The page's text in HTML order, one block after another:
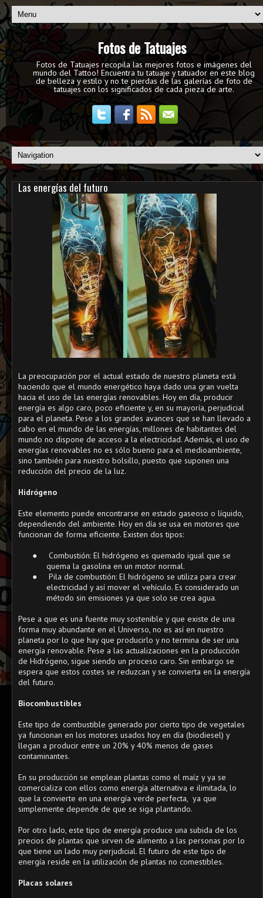
Fotos de Tatuajes
Fotos de Tatuajes recopila las mejores fotos e imágenes del
mundo del Tattoo! Encuentra tu tatuaje y tatuador en este blog
de belleza y estilo y no te pierdas de las galerías de foto de
tatuajes con los significados de cada pieza de arte.
Las energías del futuro
La preocupación por el actual estado de nuestro planeta está
haciendo que el mundo energético haya dado una gran vuelta
hacia el uso de las energías renovables. Hoy en día, producir
energía es algo caro, poco eficiente y, en su mayoría, perjudicial
para el planeta. Pese a los grandes avances que se han llevado a
cabo en el mundo de las energías, millones de habitantes del
mundo no dispone de acceso a la electricidad. Además, el uso de
energías renovables no es sólo bueno para el medioambiente,
sino también para nuestro bolsillo, puesto que suponen una
reducción del precio de la luz.
Hidrógeno
Este elemento puede encontrarse en estado gaseoso o líquido,
dependiendo del ambiente. Hoy en día se usa en motores que
funcionan de forma eficiente. Existen dos tipos:
●
Combustión: El hidrógeno es quemado igual que se
quema la gasolina en un motor normal.
●
Pila de combustión: El hidrógeno se utiliza para crear
electricidad y así mover el vehículo. Es considerado un
método sin emisiones ya que solo se crea agua.
Pese a que es una fuente muy sostenible y que existe de una
forma muy abundante en el Universo, no es así en nuestro
planeta por lo que hay que producirlo y no termina de ser una
energía renovable. Pese a las actualizaciones en la producción
de Hidrógeno, sigue siendo un proceso caro. Sin embargo se
espera que estos costes se reduzcan y se convierta en la energía
del futuro.
Biocombustibles
Este tipo de combustible generado por cierto tipo de vegetales
ya funcionan en los motores usados hoy en día (biodiesel) y
llegan a producir entre un 20% y 40% menos de gases
contaminantes.
En su producción se emplean plantas como el maíz y ya se
comercializa con ellos como energía alternativa e ilimitada, lo
que la convierte en una energía verde perfecta, ya que
simplemente depende de que se siga plantando.
Por otro lado, este tipo de energía produce una subida de los
precios de plantas que sirven de alimento a las personas por lo
que tiene un lado muy perjudicial. El futuro de este tipo de
energía reside en la utilización de plantas no comestibles.
Placas solares